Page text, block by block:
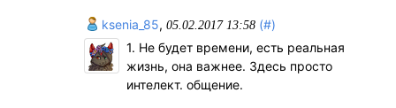
ksenia_85,05.02.2017 13:58 (#)
1. Не будет времени, есть реальная
жизнь, она важнее. Здесь просто
интелект. общение.